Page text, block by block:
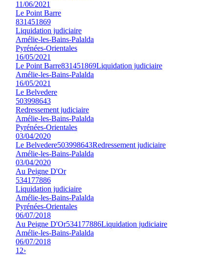
11/06/2021
Le Point Barre
831451869
Liquidation judiciaire
Amélie-les-Bains-Palalda
Pyrénées-Orientales
16/05/2021
Le Point Barre831451869Liquidation judiciaire
Amélie-les-Bains-Palalda
16/05/2021
Le Belvedere
503998643
Redressement judiciaire
Amélie-les-Bains-Palalda
Pyrénées-Orientales
03/04/2020
Le Belvedere503998643Redressement judiciaire
Amélie-les-Bains-Palalda
03/04/2020
Au Peigne D'Or
534177886
Liquidation judiciaire
Amélie-les-Bains-Palalda
Pyrénées-Orientales
06/07/2018
Au Peigne D'Or534177886Liquidation judiciaire
Amélie-les-Bains-Palalda
06/07/2018
1 2›